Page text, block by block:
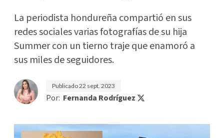
La periodista hondureña compartió en sus
redes sociales varias fotografías de su hija
Summer con un tierno traje que enamoró a
sus miles de seguidores.
Publicado22 sept. 2023
Por: Fernanda Rodríguez